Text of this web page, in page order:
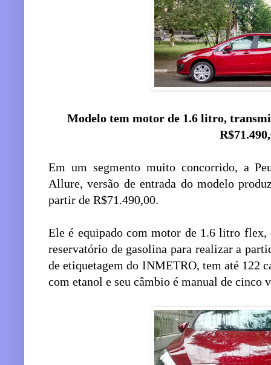
Modelo tem motor de 1.6 litro,
Em um segmento muito concorrido, a
Allure, versão de entrada do modelo
partir de R$71.490,00.
Ele é equipado com motor de 1.6 litro flex,
reservatório de gasolina para realizar a
de etiquetagem do INMETRO, tem até 122
com etanol e seu câmbio é manual de cinco